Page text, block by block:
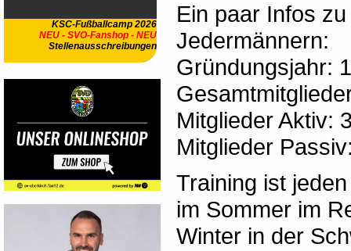
KSC-Fußballcamp 2026
NEU - SVO-Fanshop - NEU
Stellenausschreibungen
Ein paar Infos
Jedermännern:
Gründungsjahr:
Mitglieder Aktiv:
Mitglieder
Training ist
im Sommer im
Winter in der